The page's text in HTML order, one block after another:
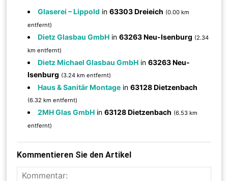
Glaserei – Lippold in63303 Dreieich (0.00 km
entfernt)
Dietz Glasbau GmbH in63263 Neu-Isenburg (2.34
km entfernt)
Dietz Michael Glasbau GmbH in63263 Neu-
Isenburg (3.24 km entfernt)
Haus & Sanitär Montage in63128 Dietzenbach
(6.32 km entfernt)
2MH Glas GmbH in63128 Dietzenbach (6.53 km
entfernt)
Kommentieren Sie den Artikel